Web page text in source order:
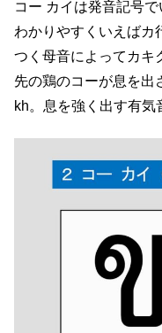
コー カイは発音記号で
わかりやすくいえばカ
つく母音によってカキ
先の鶏のコーが息を出
kh。息を強く出す有気